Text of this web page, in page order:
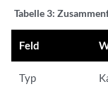
Tabelle 3:
Feld
Typ